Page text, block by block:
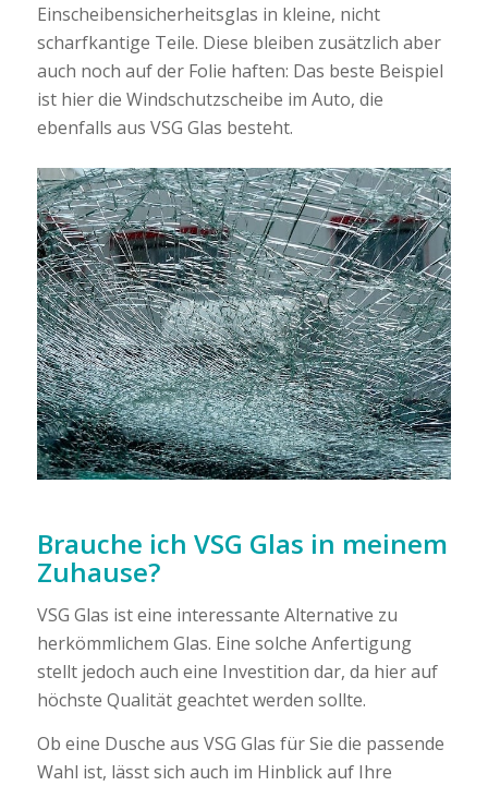
Einscheibensicherheitsglas in kleine, nicht
scharfkantige Teile. Diese bleiben zusätzlich aber
auch noch auf der Folie haften: Das beste Beispiel
ist hier die Windschutzscheibe im Auto, die
ebenfalls aus VSG Glas besteht.
Brauche ich VSG Glas in meinem
Zuhause?
VSG Glas ist eine interessante Alternative zu
herkömmlichem Glas. Eine solche Anfertigung
stellt jedoch auch eine Investition dar, da hier auf
höchste Qualität geachtet werden sollte.
Ob eine Dusche aus VSG Glas für Sie die passende
Wahl ist, lässt sich auch im Hinblick auf Ihre